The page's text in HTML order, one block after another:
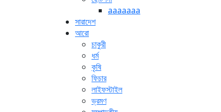
aaaaaaa
সারাদেশ
আরো
চাকুরী
ধর্ম
কৃষি
ফিচার
লাইফস্টাইল
ভ্রমণ